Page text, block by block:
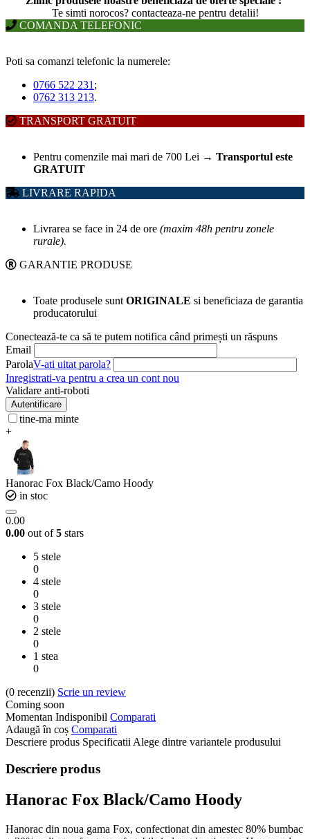
Te simti norocos? contacteaza-ne pentru detalii!
COMANDA TELEFONIC
Poti sa comanzi telefonic la numerele:
0766 522 231 ;
0762 313 213.
TRANSPORT GRATUIT
Pentru comenzile mai mari de 700 Lei → Transportul este
GRATUIT
LIVRARE RAPIDA
Livrarea se face in 24 de ore (maxim 48h pentru zonele
rurale).
GARANTIE PRODUSE
Toate produsele sunt ORIGINALE si beneficiaza de garantia
producatorului
Conectează-te ca să te putem notifica când primești un răspuns
Email
ParolaV-ati uitat parola?
Inregistrati-va pentru a crea un cont nou
Validare anti-roboti
Autentificare
tine-ma minte
+
Hanorac Fox Black/Camo Hoody
in stoc
0.00
0.00 out of5 stars
5 stele
0
4 stele
0
3 stele
0
2 stele
0
1 stea
0
(0 recenzii) Scrie un review
Coming soon
Momentan Indisponibil Comparati
Adaugă în coș Comparati
Descriere produs Specificatii Alege dintre variantele produsului
Descriere produs
Hanorac Fox Black/Camo Hoody
Hanorac din noua gama Fox, confectionat din amestec 80% bumbac